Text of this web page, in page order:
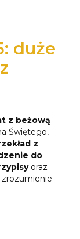
duże
z beżową
Świętego,
z
do
oraz
zrozumienie